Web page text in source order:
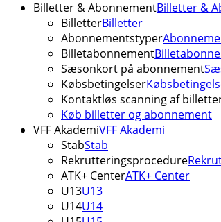
Billetter & AbonnementBilletter &
BilletterBilletter
Abonnementstyper
Billetabonnement
Sæsonkort på abonnement
Købsbetingelser
Kontaktløs scanning af
Køb billetter og abonnement
VFF AkademiVFF Akademi
StabStab
Rekrutteringsprocedure
ATK+ CenterATK+ Center
U13U13
U14U14